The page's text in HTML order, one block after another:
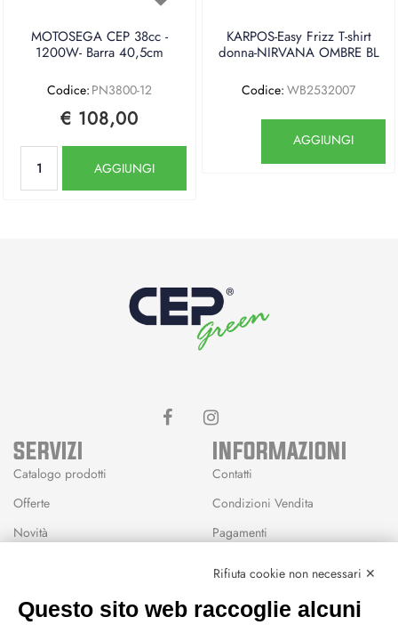
MOTOSEGA CEP 38cc -
1200W- Barra 40,5cm
Codice: PN3800-12
€ 108,00
AGGIUNGI
KARPOS-Easy Frizz T-shirt
donna-NIRVANA OMBRE BL
Codice: WB2532007
AGGIUNGI
SERVIZI
Catalogo prodotti
Offerte
Novità
INFORMAZIONI
Contatti
Condizioni Vendita
Pagamenti
Rifiuta cookie non necessari ✕
Questo sito web raccoglie alcuni